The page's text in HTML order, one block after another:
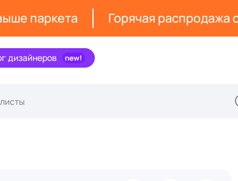
паркета Горячая распродажа
дизайнеров